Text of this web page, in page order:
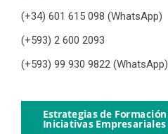
(+34) 601 615 098 (WhatsApp)
(+593) 2 600 2093
(+593) 99 930 9822 (WhatsApp)